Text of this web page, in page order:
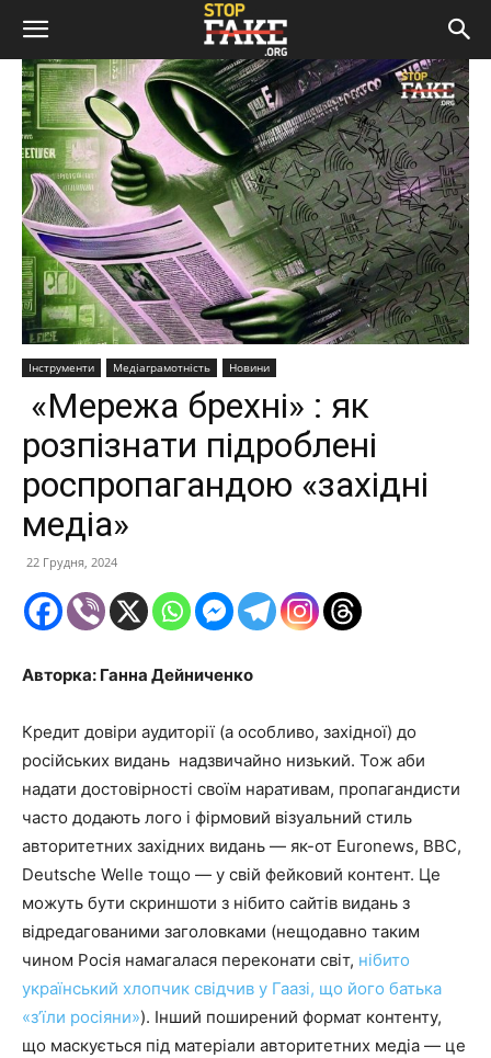
Інструменти Медіаграмотність Новини
«Мережа брехні» : як
розпізнати підроблені
роспропагандою «західні
медіа»
22 Грудня, 2024
Авторка: Ганна Дейниченко
Кредит довіри аудиторії (а особливо, західної) до
російських видань надзвичайно низький. Тож аби
надати достовірності своїм наративам, пропагандисти
часто додають лого і фірмовий візуальний стиль
авторитетних західних видань — як-от Euronews, BBC,
Deutsche Welle тощо — у свій фейковий контент. Це
можуть бути скриншоти з нібито сайтів видань з
відредагованими заголовками (нещодавно таким
чином Росія намагалася переконати світ, нібито
український хлопчик свідчив у Гаазі, що його батька
«з’їли росіяни»). Інший поширений формат контенту,
що маскується під матеріали авторитетних медіа — це